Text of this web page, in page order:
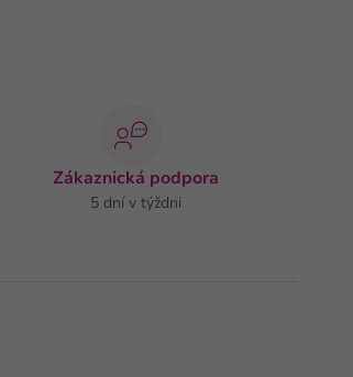
Zákaznická podpora
5 dní v týždni